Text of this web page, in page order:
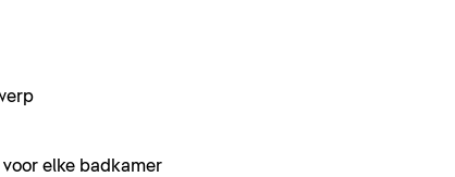
elke badkamer